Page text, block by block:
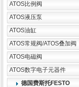
ATOS比例阀
ATOS液压泵
ATOS油缸
ATOS常规阀/ATOS叠加阀
ATOS电磁阀
ATOS数字电子元器件
德国费斯托FESTO